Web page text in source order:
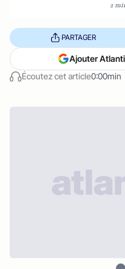
2
Écoutez cet article0:00min
PARTAGER
Ajouter